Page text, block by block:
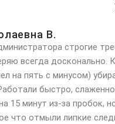
В.
строгие
всегда досконально.
на пять с минусом)
быстро,
15 минут из-за пробок,
что отмыли липкие